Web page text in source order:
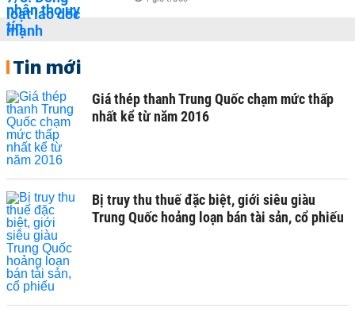
Tin mới
Giá thép thanh Trung Quốc chạm mức thấp
nhất kể từ năm 2016
Bị truy thu thuế đặc biệt, giới siêu giàu
Trung Quốc hoảng loạn bán tài sản, cổ phiếu